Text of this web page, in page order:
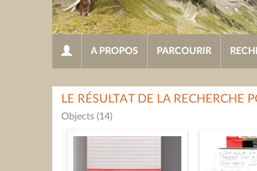
A PROPOS PARCOURIR
LE RÉSULTAT DE LA RECHERCHE
Objects (14)